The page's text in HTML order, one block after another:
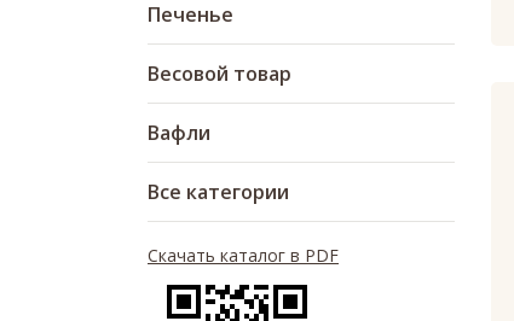
Печенье
Весовой товар
Вафли
Все категории
Скачать каталог в PDF